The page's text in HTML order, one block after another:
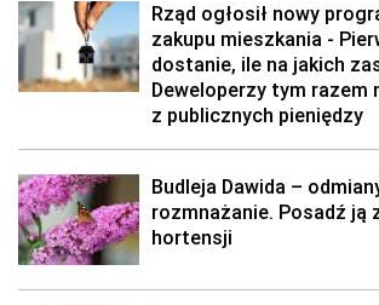
Rząd ogłosił nowy
zakupu mieszkania -
dostanie, ile na jakich
Deweloperzy tym razem
z publicznych pieniędzy
Budleja Dawida –
rozmnażanie. Posadź ją
hortensji